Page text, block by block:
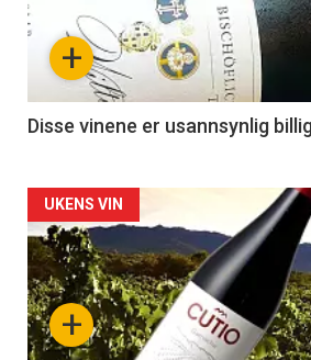
nå
3
+
Disse vinene er usannsynlig
Forsiden
akkurat
nå
-
+
UKENS VIN